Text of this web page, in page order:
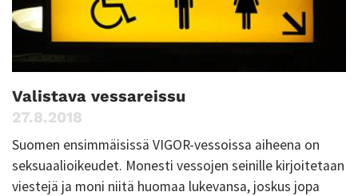
Valistava vessareissu
27.8.2018
Suomen ensimmäisissä VIGOR-vessoissa aiheena on
seksuaalioikeudet. Monesti vessojen seinille kirjoitetaan
viestejä ja moni niitä huomaa lukevansa, joskus jopa